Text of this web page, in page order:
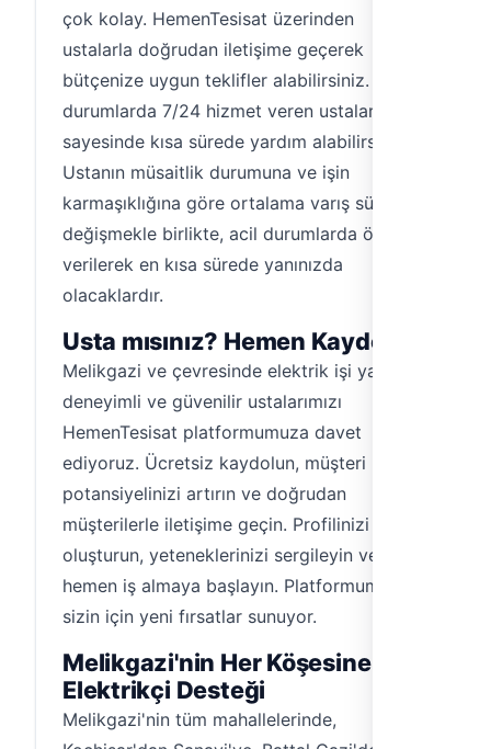
çok kolay. HemenTesisat üzerinden
ustalarla doğrudan iletişime geçerek
bütçenize uygun teklifler alabilirsiniz. Acil
durumlarda 7/24 hizmet veren ustalarımız
sayesinde kısa sürede yardım alabilirsiniz.
Ustanın müsaitlik durumuna ve işin
karmaşıklığına göre ortalama varış süresi
değişmekle birlikte, acil durumlarda öncelik
verilerek en kısa sürede yanınızda
olacaklardır.
Usta mısınız? Hemen Kaydolun!
Melikgazi ve çevresinde elektrik işi yapan,
deneyimli ve güvenilir ustalarımızı
HemenTesisat platformumuza davet
ediyoruz. Ücretsiz kaydolun, müşteri
potansiyelinizi artırın ve doğrudan
müşterilerle iletişime geçin. Profilinizi
oluşturun, yeteneklerinizi sergileyin ve
hemen iş almaya başlayın. Platformumuz,
sizin için yeni fırsatlar sunuyor.
Melikgazi'nin Her Köşesine
Elektrikçi Desteği
Melikgazi'nin tüm mahallelerinde,